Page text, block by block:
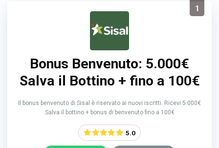
1
Bonus Benvenuto: 5.000€
Salva il Bottino + fino a 100€
Il bonus benvenuto di Sisal è riservato ai nuovi iscritti. Ricevi 5.000€
Salva il bottino + bonus di benvenuto fino a 100€
5.0